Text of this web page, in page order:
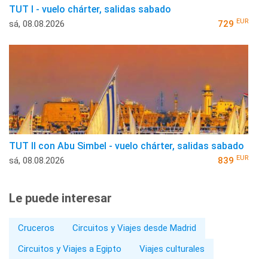
TUT I - vuelo chárter, salidas sabado
sá, 08.08.2026 729 EUR
TUT II con Abu Simbel - vuelo chárter, salidas sabado
sá, 08.08.2026 839 EUR
Le puede interesar
Cruceros
Circuitos y Viajes desde Madrid
Circuitos y Viajes a Egipto
Viajes culturales